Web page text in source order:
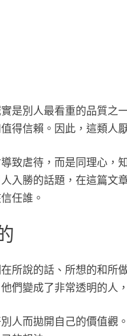
是別人最看重的品質之
得信賴。因此，這類人
致虐待，而是同理心，
入勝的話題，在這篇文
任誰。
所說的話、所想的和所
們變成了非常透明的人
人而拋開自己的價值觀